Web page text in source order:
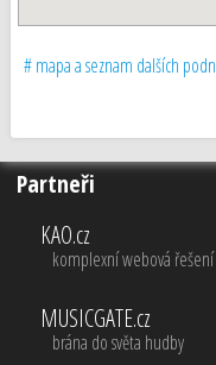
# mapa a seznam dalších
Partneři
KAO.cz
komplexní webová řešení
MUSICGATE.cz
brána do světa hudby